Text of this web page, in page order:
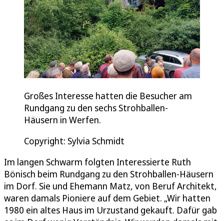
Großes Interesse hatten die Besucher am
Rundgang zu den sechs Strohballen-
Häusern in Werfen.
Copyright: Sylvia Schmidt
Im langen Schwarm folgten Interessierte Ruth
Bönisch beim Rundgang zu den Strohballen-Häusern
im Dorf. Sie und Ehemann Matz, von Beruf Architekt,
waren damals Pioniere auf dem Gebiet. „Wir hatten
1980 ein altes Haus im Urzustand gekauft. Dafür gab